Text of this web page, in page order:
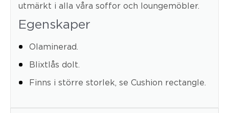
utmärkt i alla våra soffor och loungemöbler.
Egenskaper
Olaminerad.
Blixtlås dolt.
Finns i större storlek, se Cushion rectangle.